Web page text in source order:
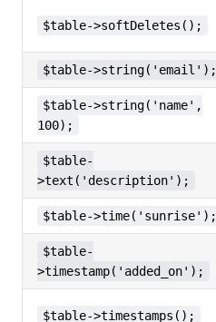
$table->softDeletes();
$table->string('email');
$table->string('name',
100);
$table-
>text('description');
$table->time('sunrise');
$table-
>timestamp('added_on');
$table->timestamps();